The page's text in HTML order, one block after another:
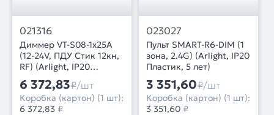
021316
Диммер VT-S08-1x25A
(12-24V, ПДУ Стик 12кн,
RF) (Arlight, IP20
Металл, 3 года)
6 372,83₽/шт
Коробка (картон) (1 шт):
6 372,83 ₽
023027
Пульт SMART-R6-DIM (1
зона, 2.4G) (Arlight, IP20
Пластик, 5 лет)
3 351,60₽/шт
Коробка (картон) (1 шт):
3 351,60 ₽